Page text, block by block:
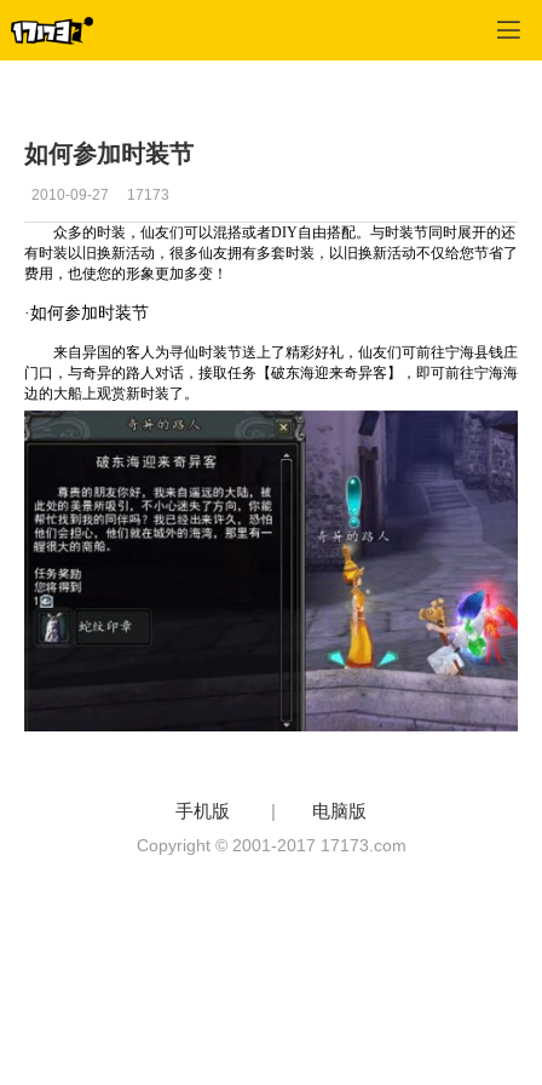
如何参加时装节
2010-09-27 17173
众多的时装，仙友们可以混搭或者DIY自由搭配。与时装节同时展开的还
有时装以旧换新活动，很多仙友拥有多套时装，以旧换新活动不仅给您节省了
费用，也使您的形象更加多变！
·如何参加时装节
来自异国的客人为寻仙时装节送上了精彩好礼，仙友们可前往宁海县钱庄
门口，与奇异的路人对话，接取任务【破东海迎来奇异客】，即可前往宁海海
边的大船上观赏新时装了。
手机版 | 电脑版
Copyright © 2001-2017 17173.com